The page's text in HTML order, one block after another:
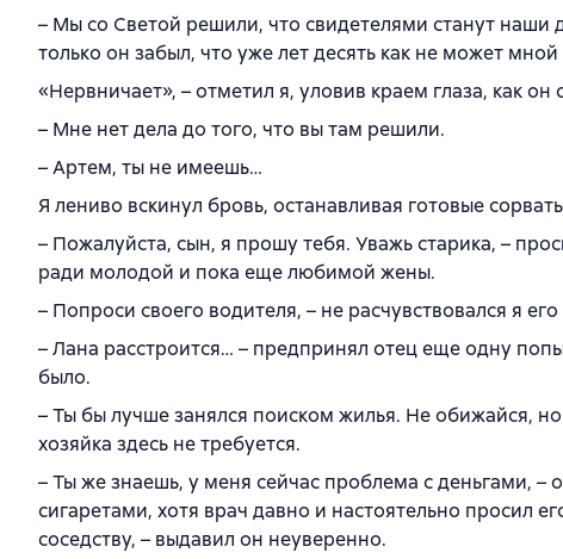
– Мы со Светой решили, что свидетелями станут наши
только он забыл, что уже лет десять как не может мной
«Нервничает», – отметил я, уловив краем глаза, как
– Мне нет дела до того, что вы там решили.
– Артем, ты не имеешь…
Я лениво вскинул бровь, останавливая готовые
– Пожалуйста, сын, я прошу тебя. Уважь старика, –
ради молодой и пока еще любимой жены.
– Попроси своего водителя, – не расчувствовался я
– Лана расстроится… – предпринял отец еще одну
было.
– Ты бы лучше занялся поиском жилья. Не обижайся,
хозяйка здесь не требуется.
– Ты же знаешь, у меня сейчас проблема с деньгами, –
сигаретами, хотя врач давно и настоятельно просил
соседству, – выдавил он неуверенно.